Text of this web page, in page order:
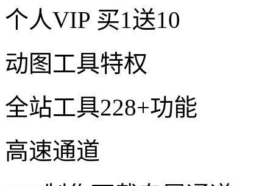
个人VIP 买1送10
动图工具特权
全站工具228+功能
高速通道